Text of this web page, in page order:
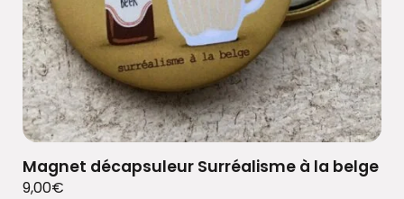
Magnet décapsuleur Surréalisme à la belge
9,00€